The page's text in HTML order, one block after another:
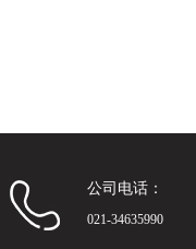
公司电话：
021-34635990